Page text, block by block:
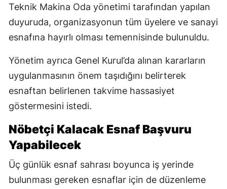
Teknik Makina Oda yönetimi tarafından yapılan
duyuruda, organizasyonun tüm üyelere ve sanayi
esnafına hayırlı olması temennisinde bulunuldu.
Yönetim ayrıca Genel Kurul’da alınan kararların
uygulanmasının önem taşıdığını belirterek
esnaftan belirlenen takvime hassasiyet
göstermesini istedi.
Nöbetçi Kalacak Esnaf Başvuru
Yapabilecek
Üç günlük esnaf sahrası boyunca iş yerinde
bulunması gereken esnaflar için de düzenleme